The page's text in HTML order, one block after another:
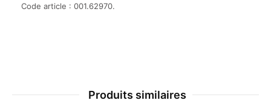
Code article : 001.62970.
Produits similaires